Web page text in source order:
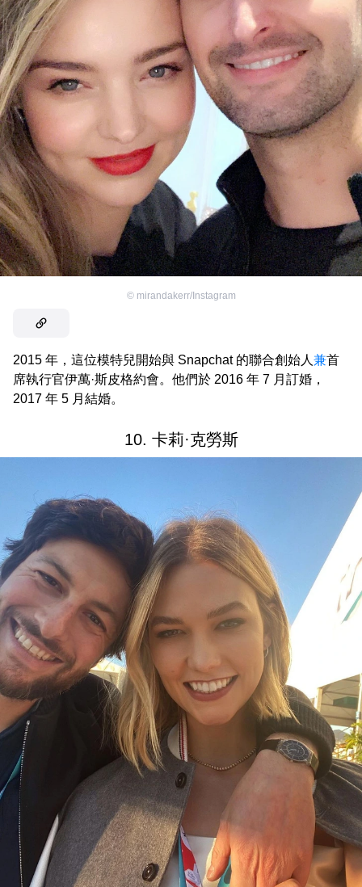
© mirandakerr/Instagram
2015 年，這位模特兒開始與 Snapchat 的聯合創始人 兼首
席執行官伊萬·斯皮格約會。他們於 2016 年 7 月訂婚，
2017 年 5 月結婚。
10. 卡莉·克勞斯